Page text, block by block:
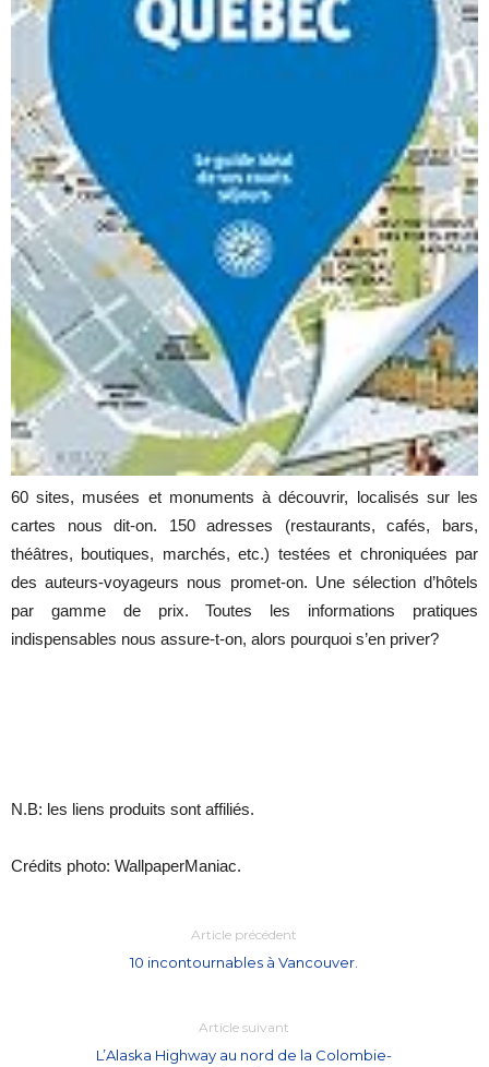
60 sites, musées et monuments à découvrir, localisés sur les
cartes nous dit-on. 150 adresses (restaurants, cafés, bars,
théâtres, boutiques, marchés, etc.) testées et chroniquées par
des auteurs-voyageurs nous promet-on. Une sélection d’hôtels
par gamme de prix. Toutes les informations pratiques
indispensables nous assure-t-on, alors pourquoi s’en priver?
N.B: les liens produits sont affiliés.
Crédits photo: WallpaperManiac.
Article précédent
10 incontournables à Vancouver.
Article suivant
L’Alaska Highway au nord de la Colombie-